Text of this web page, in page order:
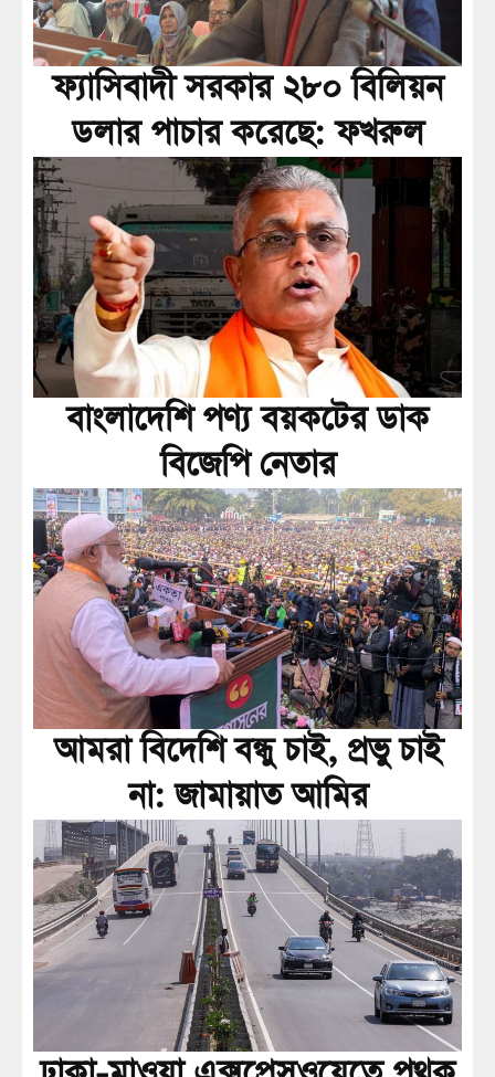
ফ্যাসিবাদী সরকার ২৮০ বিলিয়ন
ডলার পাচার করেছে: ফখরুল
বাংলাদেশি পণ্য বয়কটের ডাক
বিজেপি নেতার
আমরা বিদেশি বন্ধু চাই, প্রভু চাই
না: জামায়াত আমির